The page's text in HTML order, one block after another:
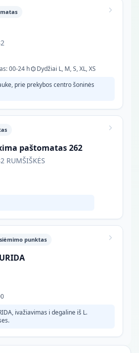
00-24 h
Dydžiai L, M, S, XL, XS
prie prekybos centro šoninės
paštomatas 262
RUMŠIŠKĖS
punktas
ivažiavimas i degaline iš L.